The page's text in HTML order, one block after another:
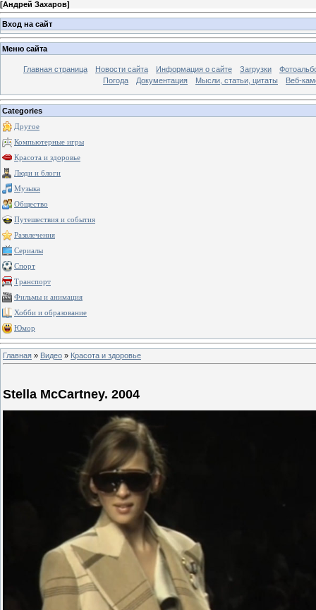
[Андрей Захаров]
Вход на сайт
Меню сайта
Главная страница Новости сайта Информация о сайте Загрузки
Погода
Документация Мысли, статьи, цитаты Веб-
Categories
Другое
Компьютерные игры
Красота и здоровье
Люди и блоги
Музыка
Общество
Путешествия и события
Развлечения
Сериалы
Спорт
Транспорт
Фильмы и анимация
Хобби и образование
Юмор
Главная » Видео » Красота и здоровье
Stella McCartney. 2004